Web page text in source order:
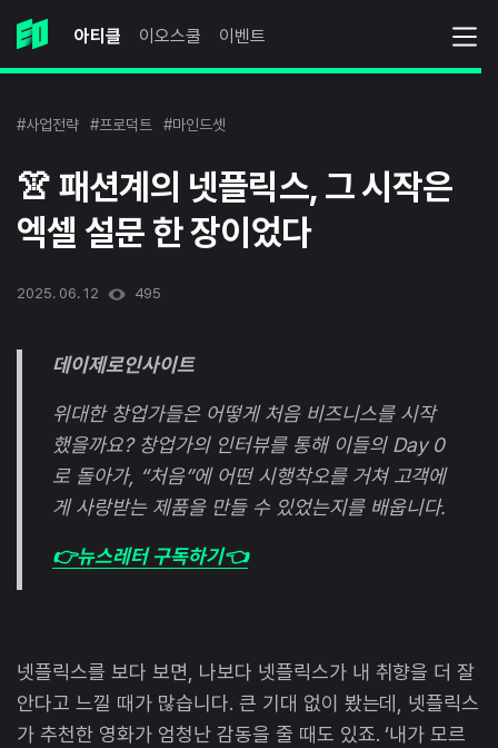
아티클 이오스쿨 이벤트
#사업전략 #프로덕트 #마인드셋
👚 패션계의 넷플릭스, 그 시작은
엑셀 설문 한 장이었다
2025. 06. 12 495
데이제로인사이트
위대한 창업가들은 어떻게 처음 비즈니스를 시작
했을까요? 창업가의 인터뷰를 통해 이들의 Day 0
로 돌아가, “처음”에 어떤 시행착오를 거쳐 고객에
게 사랑받는 제품을 만들 수 있었는지를 배웁니다.
👉뉴스레터 구독하기👈
넷플릭스를 보다 보면, 나보다 넷플릭스가 내 취향을 더 잘
안다고 느낄 때가 많습니다. 큰 기대 없이 봤는데, 넷플릭스
가 추천한 영화가 엄청난 감동을 줄 때도 있죠. ‘내가 모르